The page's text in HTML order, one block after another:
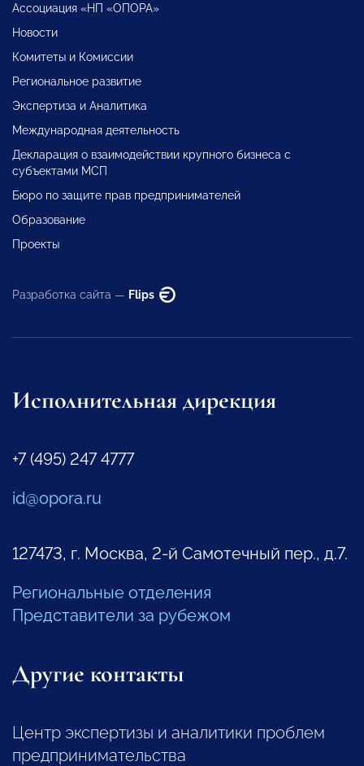
Ассоциация «НП «ОПОРА»
Новости
Комитеты и Комиссии
Региональное развитие
Экспертиза и Аналитика
Международная деятельность
Декларация о взаимодействии крупного бизнеса с
субъектами МСП
Бюро по защите прав предпринимателей
Образование
Проекты
Разработка сайта — Flips
Исполнительная дирекция
+7 (495) 247 4777
id@opora.ru
127473, г. Москва, 2-й Самотечный пер., д.7.
Региональные отделения
Представители за рубежом
Другие контакты
Центр экспертизы и аналитики проблем
предпринимательства